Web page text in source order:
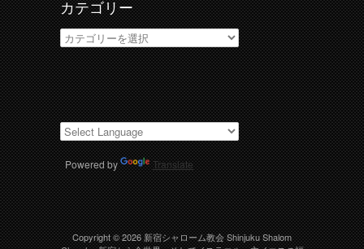
カテゴリー
カ
テ
ゴ
リ
ー
Powered by Translate
Copyright © 2026新宿シャローム教会 Shinjuku Shalom